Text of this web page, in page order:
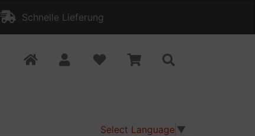
Schnelle Lieferung
Select Language ▼